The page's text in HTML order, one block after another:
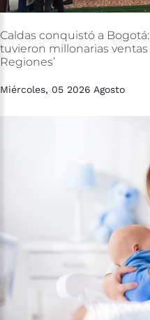
Caldas conquistó a Bogotá:
tuvieron millonarias ventas
Regiones’
Miércoles, 05 2026 Agosto